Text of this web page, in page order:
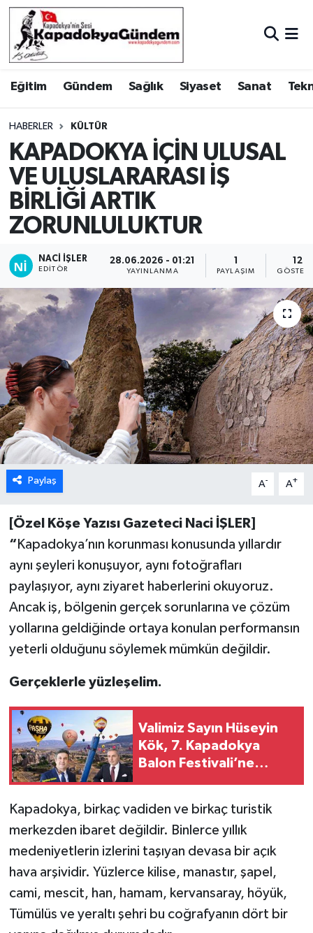
Eğitim Gündem Sağlık Siyaset Sanat
HABERLER KÜLTÜR
KAPADOKYA İÇİN ULUSAL
VE ULUSLARARASI İŞ
BİRLİĞİ ARTIK
ZORUNLULUKTUR
NACI İŞLER
EDITÖR
28.06.2026 - 01:21
YAYINLANMA
1
PAYLAŞIM
12
Paylaş A- A+
[Özel Köşe Yazısı Gazeteci Naci İŞLER]
“ Kapadokya’nın korunması konusunda yıllardır
aynı şeyleri konuşuyor, aynı fotoğrafları
paylaşıyor, aynı ziyaret haberlerini okuyoruz.
Ancak iş, bölgenin gerçek sorunlarına ve çözüm
yollarına geldiğinde ortaya konulan performansın
yeterli olduğunu söylemek mümkün değildir.
Gerçeklerle yüzleşelim.
Valimiz Sayın Hüseyin
Kök, 7. Kapadokya
Balon Festivali’ne
Kapadokya, birkaç vadiden ve birkaç turistik
merkezden ibaret değildir. Binlerce yıllık
medeniyetlerin izlerini taşıyan devasa bir açık
hava arşividir. Yüzlerce kilise, manastır, şapel,
cami, mescit, han, hamam, kervansaray, höyük,
Tümülüs ve yeraltı şehri bu coğrafyanın dört bir
Hava Durumu
Trafik Durumu
Süper Lig Puan Durumu ve Fikstür
Tüm Manşetler
Son Dakika Haberleri
Haber Arşivi